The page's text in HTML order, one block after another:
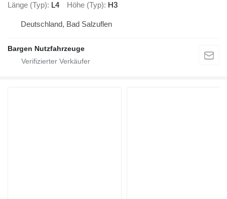
Länge (Typ) L4 Höhe (Typ) H3
Deutschland, Bad Salzuflen
Bargen Nutzfahrzeuge